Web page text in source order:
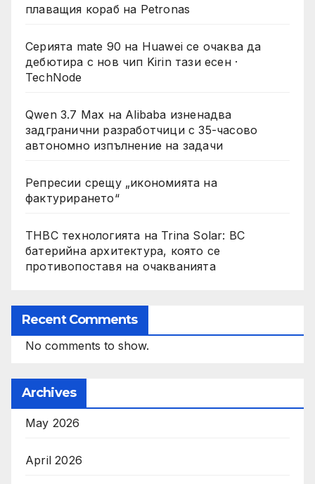
плаващия кораб на Petronas
Серията mate 90 на Huawei се очаква да
дебютира с нов чип Kirin тази есен ·
TechNode
Qwen 3.7 Max на Alibaba изненадва
задгранични разработчици с 35-часово
автономно изпълнение на задачи
Репресии срещу „икономията на
фактурирането“
THBC технологията на Trina Solar: BC
батерийна архитектура, която се
противопоставя на очакванията
Recent Comments
No comments to show.
Archives
May 2026
April 2026